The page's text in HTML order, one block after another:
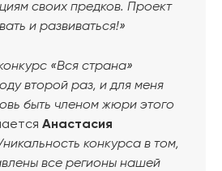
своих предков. Проект
и развиваться!»
«Вся страна»
второй раз, и для меня
быть членом жюри этого
Анастасия
конкурса в том,
все регионы нашей